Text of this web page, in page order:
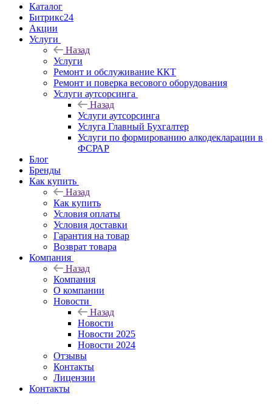
Каталог
Битрикс24
Акции
Услуги
Назад
Услуги
Ремонт и обслуживание ККТ
Ремонт и поверка весового оборудования
Услуги аутсорсинга
Назад
Услуги аутсорсинга
Услуга Главный Бухгалтер
Услуги по формированию алкодекларации в
ФСРАР
Блог
Бренды
Как купить
Назад
Как купить
Условия оплаты
Условия доставки
Гарантия на товар
Возврат товара
Компания
Назад
Компания
О компании
Новости
Назад
Новости
Новости 2025
Новости 2024
Отзывы
Контакты
Лицензии
Контакты